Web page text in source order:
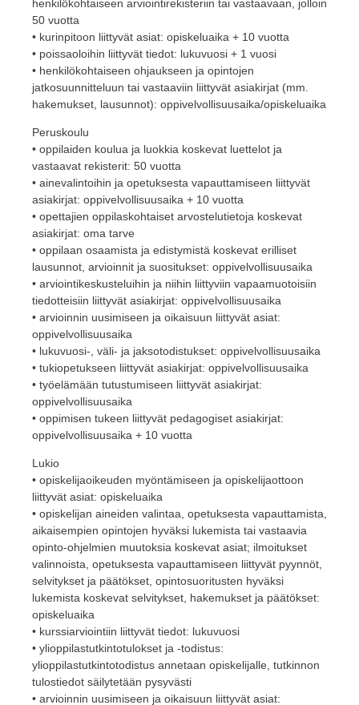
henkilökohtaiseen arviointirekisteriin tai vastaavaan, jolloin
50 vuotta
• kurinpitoon liittyvät asiat: opiskeluaika + 10 vuotta
• poissaoloihin liittyvät tiedot: lukuvuosi + 1 vuosi
• henkilökohtaiseen ohjaukseen ja opintojen
jatkosuunnitteluun tai vastaaviin liittyvät asiakirjat (mm.
hakemukset, lausunnot): oppivelvollisuusaika/opiskeluaika
Peruskoulu
• oppilaiden koulua ja luokkia koskevat luettelot ja
vastaavat rekisterit: 50 vuotta
• ainevalintoihin ja opetuksesta vapauttamiseen liittyvät
asiakirjat: oppivelvollisuusaika + 10 vuotta
• opettajien oppilaskohtaiset arvostelutietoja koskevat
asiakirjat: oma tarve
• oppilaan osaamista ja edistymistä koskevat erilliset
lausunnot, arvioinnit ja suositukset: oppivelvollisuusaika
• arviointikeskusteluihin ja niihin liittyviin vapaamuotoisiin
tiedotteisiin liittyvät asiakirjat: oppivelvollisuusaika
• arvioinnin uusimiseen ja oikaisuun liittyvät asiat:
oppivelvollisuusaika
• lukuvuosi-, väli- ja jaksotodistukset: oppivelvollisuusaika
• tukiopetukseen liittyvät asiakirjat: oppivelvollisuusaika
• työelämään tutustumiseen liittyvät asiakirjat:
oppivelvollisuusaika
• oppimisen tukeen liittyvät pedagogiset asiakirjat:
oppivelvollisuusaika + 10 vuotta
Lukio
• opiskelijaoikeuden myöntämiseen ja opiskelijaottoon
liittyvät asiat: opiskeluaika
• opiskelijan aineiden valintaa, opetuksesta vapauttamista,
aikaisempien opintojen hyväksi lukemista tai vastaavia
opinto-ohjelmien muutoksia koskevat asiat; ilmoitukset
valinnoista, opetuksesta vapauttamiseen liittyvät pyynnöt,
selvitykset ja päätökset, opintosuoritusten hyväksi
lukemista koskevat selvitykset, hakemukset ja päätökset:
opiskeluaika
• kurssiarviointiin liittyvät tiedot: lukuvuosi
• ylioppilastutkintotulokset ja -todistus:
ylioppilastutkintotodistus annetaan opiskelijalle, tutkinnon
tulostiedot säilytetään pysyvästi
• arvioinnin uusimiseen ja oikaisuun liittyvät asiat: